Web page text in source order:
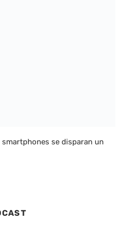
se disparan un